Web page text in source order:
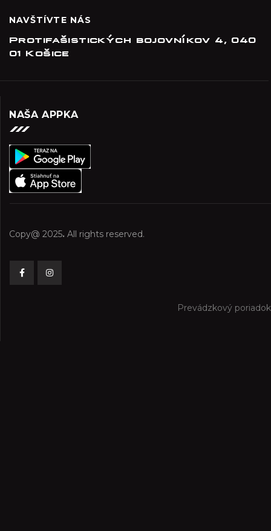
NAVŠTÍVTE NÁS
Protifašistických bojovníkov 4, 040
01 Košice
NAŠA APPKA
Copy@ 2025. All rights reserved.
Prevádzkový poriadok